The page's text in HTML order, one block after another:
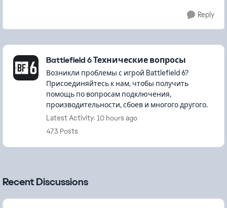
Reply
Featured Places
Battlefield 6 Технические вопросы
Возникли проблемы с игрой Battlefield 6?
Присоединяйтесь к нам, чтобы получить
помощь по вопросам подключения,
производительности, сбоев и многого другого.
Latest Activity: 10 hours ago
473 Posts
Recent Discussions